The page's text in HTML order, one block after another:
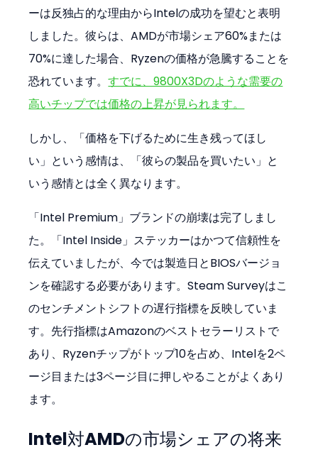
ーは反独占的な理由からIntelの成功を望むと表明
しました。彼らは、AMDが市場シェア60%または
70%に達した場合、Ryzenの価格が急騰することを
恐れています。すでに、9800X3Dのような需要の
高いチップでは価格の上昇が見られます。
しかし、「価格を下げるために生き残ってほし
い」という感情は、「彼らの製品を買いたい」と
いう感情とは全く異なります。
「Intel Premium」ブランドの崩壊は完了しまし
た。「Intel Inside」ステッカーはかつて信頼性を
伝えていましたが、今では製造日とBIOSバージョ
ンを確認する必要があります。Steam Surveyはこ
のセンチメントシフトの遅行指標を反映していま
す。先行指標はAmazonのベストセラーリストで
あり、Ryzenチップがトップ10を占め、Intelを2ペ
ージ目または3ページ目に押しやることがよくあり
ます。
Intel対AMDの市場シェアの将来